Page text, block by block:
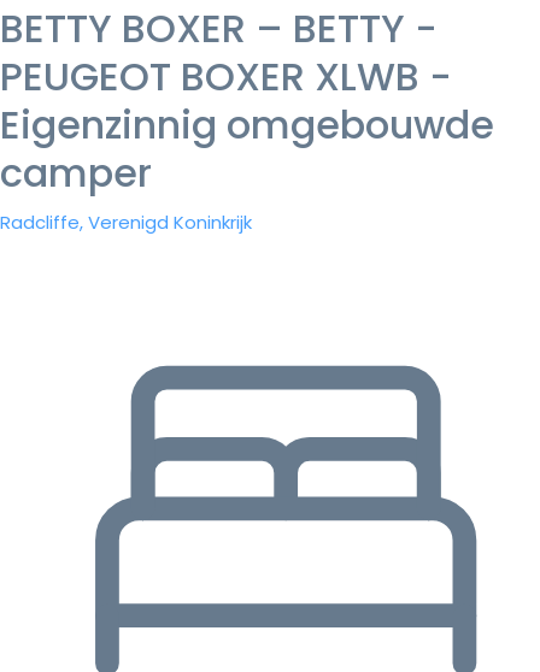
BETTY BOXER – BETTY -
PEUGEOT BOXER XLWB -
Eigenzinnig omgebouwde
camper
Radcliffe, Verenigd Koninkrijk